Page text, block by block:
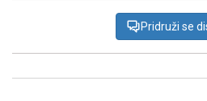
Pridruži se